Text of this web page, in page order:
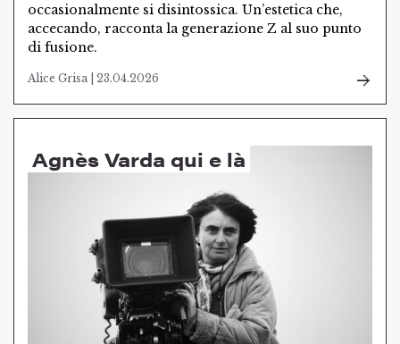
occasionalmente si disintossica. Un’estetica che,
accecando, racconta la generazione Z al suo punto
di fusione.
Alice Grisa | 23.04.2026
Agnès Varda qui e là